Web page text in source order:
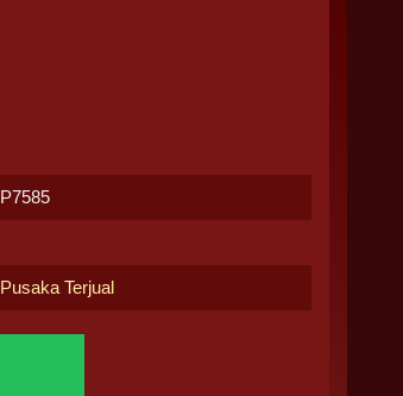
P7585
Pusaka Terjual